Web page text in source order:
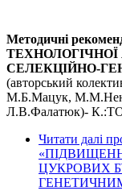
Методичні
СЕЛЕКЦІЙНО-
(авторський
М.Б.Мацук,
Л.В.Фалатюк)-
Читати далі
ЦУКРОВИХ